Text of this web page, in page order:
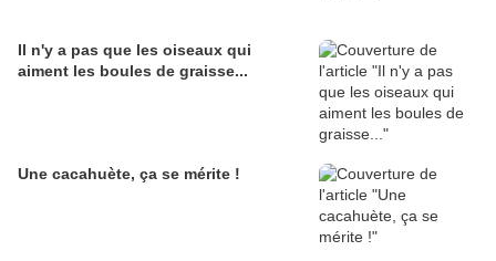
Il n'y a pas que les oiseaux qui
aiment les boules de graisse...
Une cacahuète, ça se mérite !